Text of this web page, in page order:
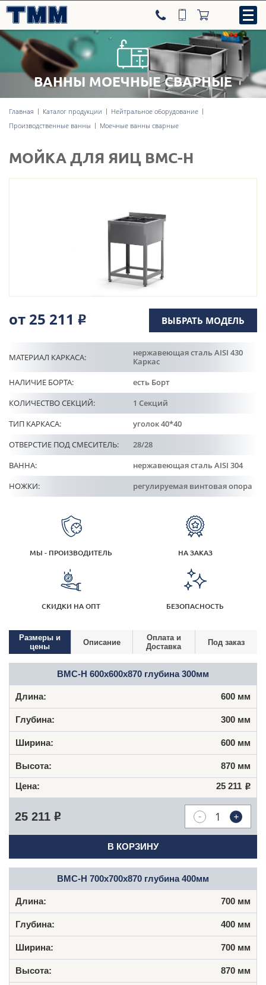
8-800-707-09-52
Нейтральное оборудование
Тепловое оборудование
Доставка
Информация
Портфолио
Контакты
ВАННЫ МОЕЧНЫЕ СВАРНЫЕ
Главная Каталог продукции
Нейтральное оборудование
Производственные ванны
Моечные ванны сварные
МОЙКА ДЛЯ ЯИЦ ВМС-Н
от 25 211 Р ВЫБРАТЬ МОДЕЛЬ
МАТЕРИАЛ КАРКАСА:
нержавеющая сталь AISI 430
Каркас
НАЛИЧИЕ БОРТА:
есть Борт
КОЛИЧЕСТВО СЕКЦИЙ:
1 Секций
ТИП КАРКАСА:
уголок 40*40
ОТВЕРСТИЕ ПОД СМЕСИТЕЛЬ:
28/28
ВАННА:
нержавеющая сталь AISI 304
НОЖКИ:
регулируемая винтовая опора
МЫ - ПРОИЗВОДИТЕЛЬ НА ЗАКАЗ
СКИДКИ НА ОПТ БЕЗОПАСНОСТЬ
Размеры и
цены
Описание
Оплата и
Доставка
Под заказ
ВМС-Н 600x600x870 глубина 300мм
600 мм
300 мм
600 мм
870 мм
25 211 Р
- +
25 211 Р
В КОРЗИНУ
ВМС-Н 700x700x870 глубина 400мм
700 мм
400 мм
700 мм
870 мм